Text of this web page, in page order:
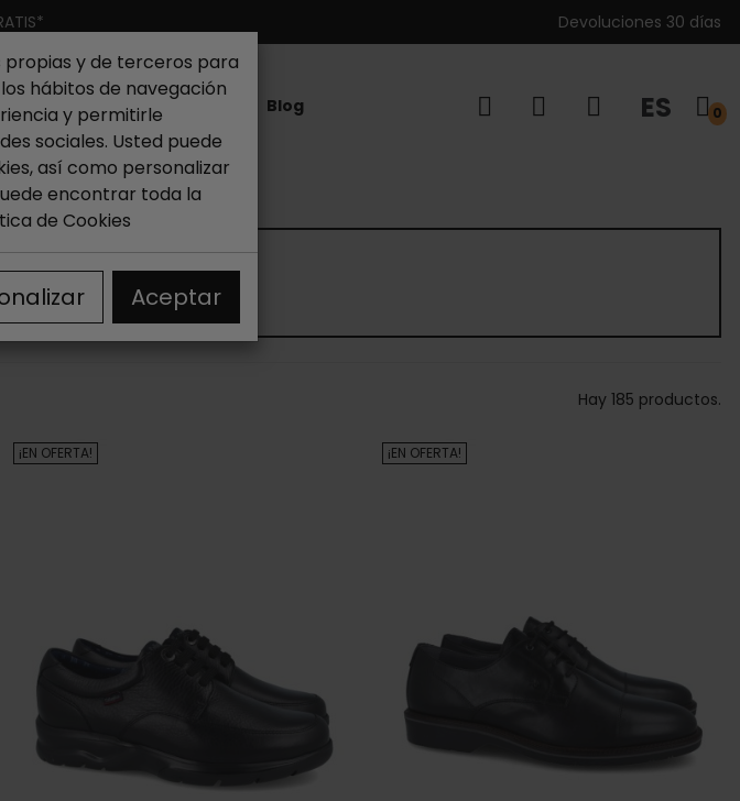
Devoluciones 30 días
Outlet Marcas Blog ES 0
hombre
DE HOMBRE
Hay 185 productos.
¡EN OFERTA! ¡EN OFERTA!
propias y de terceros para
hábitos de navegación
y permitirle
sociales. Usted puede
así como personalizar
encontrar toda la
de Cookies
Aceptar